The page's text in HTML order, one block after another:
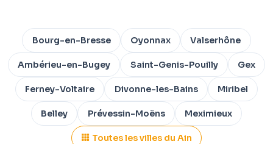
Bourg-en-Bresse Oyonnax Valserhône
Ambérieu-en-Bugey Saint-Genis-Pouilly Gex
Ferney-Voltaire Divonne-les-Bains Miribel
Belley Prévessin-Moëns Meximieux
Toutes les villes du Ain